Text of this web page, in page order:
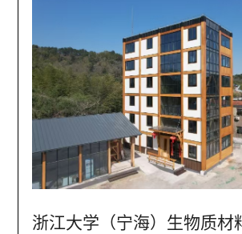
浙江大学（宁海）生物质材